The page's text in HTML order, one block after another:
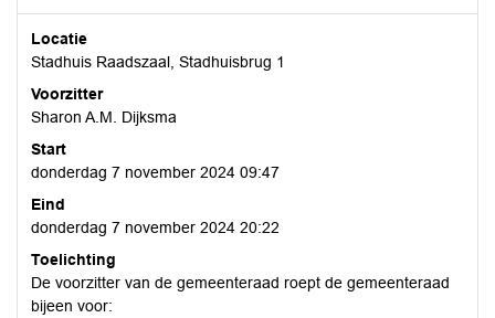
Locatie
Stadhuis Raadszaal, Stadhuisbrug 1
Voorzitter
Sharon A.M. Dijksma
Start
donderdag 7 november 2024 09:47
Eind
donderdag 7 november 2024 20:22
Toelichting
De voorzitter van de gemeenteraad roept de gemeenteraad
bijeen voor: